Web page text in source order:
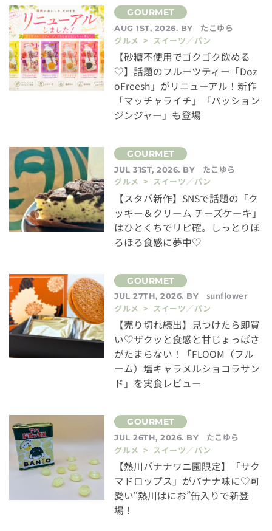
AUG 1ST, 2026. BY
たこゆら
グルメ > スイーツ／パン
【砂糖不使用でゴクゴク飲める
♡】話題のフルーツティー「Doz
oFreesh」がリニューアル！新作
「マッチャライチ」「パッション
ジンジャー」も登場
JUL 31ST, 2026. BY
たこゆら
グルメ > スイーツ／パン
【スタバ新作】SNSで話題の「ク
ッキー＆クリーム チーズケーキ」
はひとくちでリピ確。しっとりほ
ろほろ食感に夢中♡
JUL 27TH, 2026. BY
sunflower
グルメ > スイーツ／パン
【売り切れ続出】見つけたら即買
い♡ザクッと食感と甘じょっぱさ
がたまらない！「FLOOM（フル
ーム）塩キャラメルショコラサン
ド」を実食レビュー
JUL 26TH, 2026. BY
たこゆら
グルメ > スイーツ／パン
【熱川バナナワニ園限定】「サク
マドロップス」がバナナ味に♡可
愛い“熱川ばにお”缶入りで新登
場！